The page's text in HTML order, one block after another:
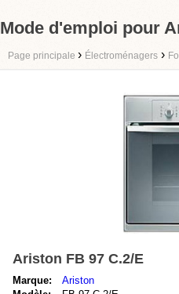
Mode d'emploi pour
Page principale › Électroménagers ›
Ariston FB 97 C.2/E
Marque:
Ariston